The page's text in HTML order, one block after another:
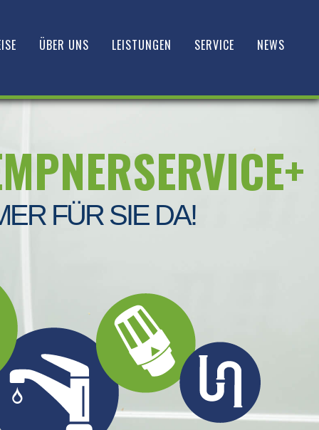
ÜBER UNS LEISTUNGEN SERVICE NEWS
FÜR SIE DA!